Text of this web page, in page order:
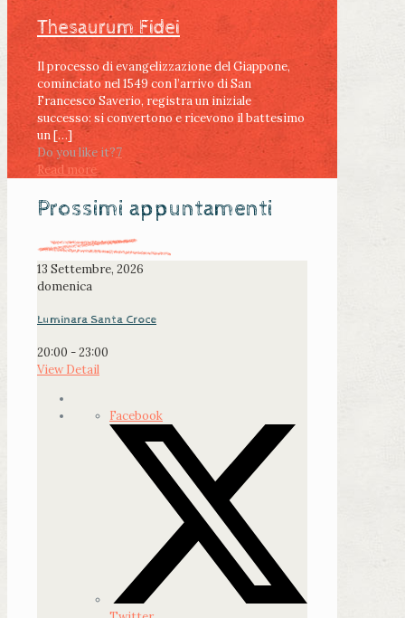
Thesaurum Fidei
Il processo di evangelizzazione del Giappone,
cominciato nel 1549 con l’arrivo di San
Francesco Saverio, registra un iniziale
successo: si convertono e ricevono il battesimo
un[…]
Do you like it?7
Read more
Prossimi appuntamenti
13 Settembre, 2026
domenica
Luminara Santa Croce
20:00 -23:00
View Detail
Facebook